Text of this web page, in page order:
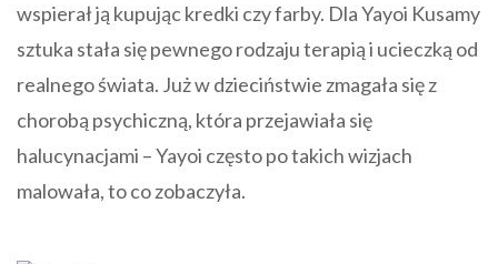
wspierał ją kupując kredki czy farby. Dla Yayoi Kusamy
sztuka stała się pewnego rodzaju terapią i ucieczką od
realnego świata. Już w dzieciństwie zmagała się z
chorobą psychiczną, która przejawiała się
halucynacjami – Yayoi często po takich wizjach
malowała, to co zobaczyła.